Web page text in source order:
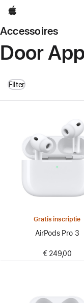
Apple
Accessoires
Door
Filter
Gratis inscriptie
AirPods Pro 3
€ 249,00